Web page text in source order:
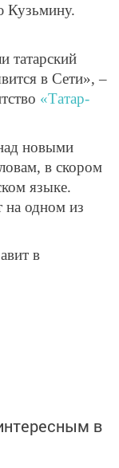
Кузьмину.
татарский
в Сети», –
«Татар-
новыми
в скором
языке.
на одном из
в
в